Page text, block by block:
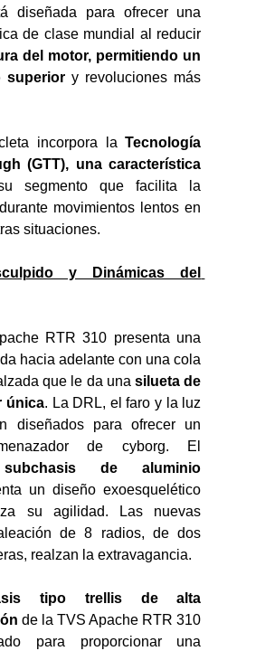
diseñada para ofrecer una
de clase mundial al reducir
del motor, permitiendo un
superior y revoluciones más
incorpora la Tecnología
(GTT), una característica
segmento que facilita la
movimientos lentos en
situaciones.
y Dinámicas del
RTR 310 presenta una
hacia adelante con una cola
que le da una silueta de
única. La DRL, el faro y la luz
diseñados para ofrecer un
de cyborg. El
subchasis de aluminio
un diseño exoesquelético
su agilidad. Las nuevas
de 8 radios, de dos
realzan la extravagancia.
tipo trellis de alta
de la TVS Apache RTR 310
para proporcionar una